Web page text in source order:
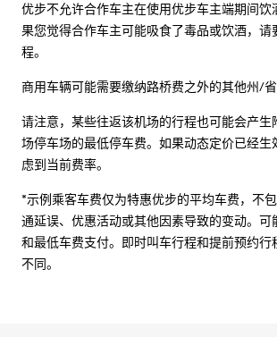
优步不允许合作车主在使用优步车主端期间饮
果您觉得合作车主可能吸食了毒品或饮酒，请
程。
商用车辆可能需要缴纳路桥费之外的其他州/省
请注意，某些往返该机场的行程也可能会产生
场停车场的最低停车费。如果动态定价已经生
虑到当前费率。
*示例乘客车费仅为特惠优步的平均车费，不
通延误、优惠活动或其他因素导致的变动。可
和最低车费支付。即时叫车行程和提前预约行
不同。